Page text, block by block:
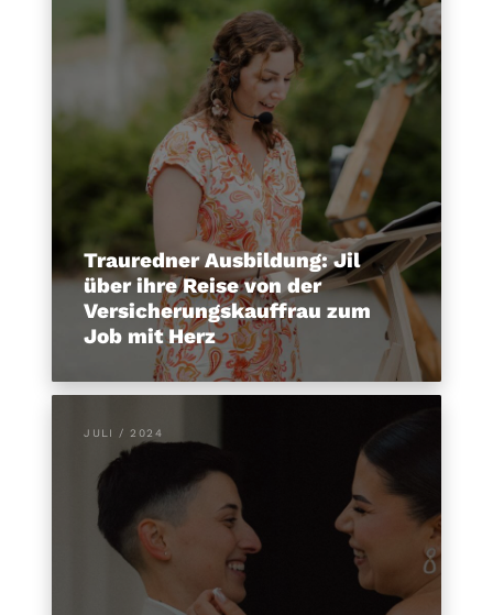
Trauredner Ausbildung: Jil
über ihre Reise von der
Versicherungskauffrau zum
Job mit Herz
JULI / 2024